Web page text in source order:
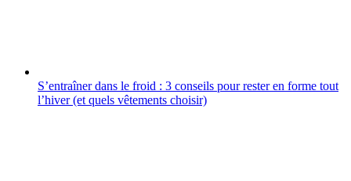
S’entraîner dans le froid : 3 conseils pour rester en forme tout
l’hiver (et quels vêtements choisir)